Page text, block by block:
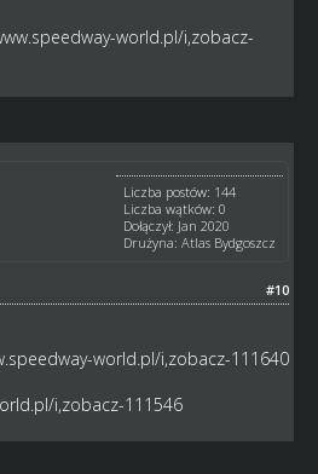
world.pl/i,zobacz-
Liczba postów: 144
Liczba wątków: 0
Dołączył: Jan 2020
Drużyna: Atlas Bydgoszcz
#10
world.pl/i,zobacz-111640
i,zobacz-111546